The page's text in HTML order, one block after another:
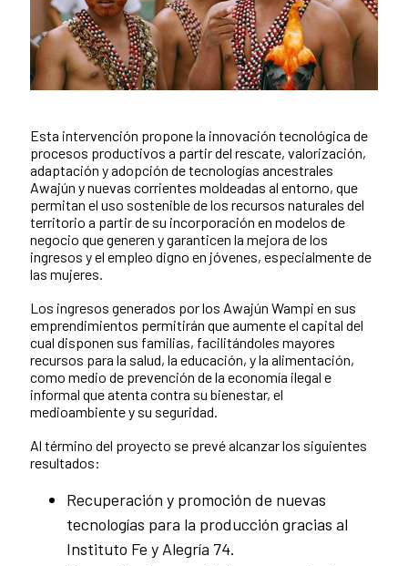
News content
Esta intervención propone la innovación tecnológica de
procesos productivos a partir del rescate, valorización,
adaptación y adopción de tecnologías ancestrales
Awajún y nuevas corrientes moldeadas al entorno, que
permitan el uso sostenible de los recursos naturales del
territorio a partir de su incorporación en modelos de
negocio que generen y garanticen la mejora de los
ingresos y el empleo digno en jóvenes, especialmente de
las mujeres.
Los ingresos generados por los Awajún Wampi en sus
emprendimientos permitirán que aumente el capital del
cual disponen sus familias, facilitándoles mayores
recursos para la salud, la educación, y la alimentación,
como medio de prevención de la economía ilegal e
informal que atenta contra su bienestar, el
medioambiente y su seguridad.
Al término del proyecto se prevé alcanzar los siguientes
resultados:
Recuperación y promoción de nuevas
tecnologías para la producción gracias al
Instituto Fe y Alegría 74.